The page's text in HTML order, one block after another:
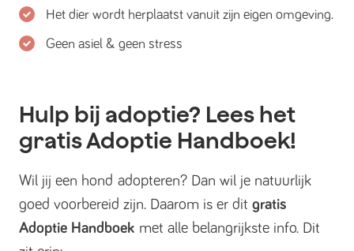
Het dier wordt herplaatst vanuit zijn eigen omgeving.
Geen asiel & geen stress
Hulp bij adoptie? Lees het
gratis Adoptie Handboek!
Wil jij een hond adopteren? Dan wil je natuurlijk
goed voorbereid zijn. Daarom is er dit gratis
Adoptie Handboek met alle belangrijkste info. Dit